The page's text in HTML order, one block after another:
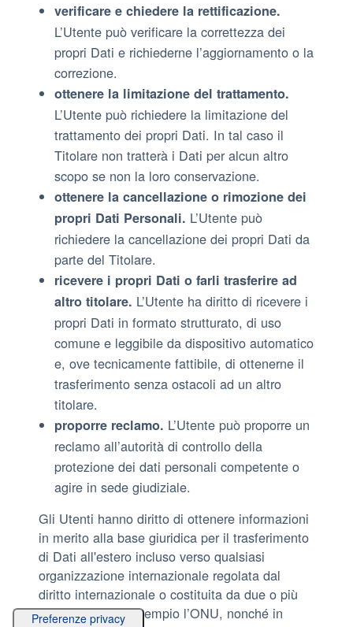
verificare e chiedere la rettificazione.
L’Utente può verificare la correttezza dei
propri Dati e richiederne l’aggiornamento o la
correzione.
ottenere la limitazione del trattamento.
L’Utente può richiedere la limitazione del
trattamento dei propri Dati. In tal caso il
Titolare non tratterà i Dati per alcun altro
scopo se non la loro conservazione.
ottenere la cancellazione o rimozione dei
propri Dati Personali. L’Utente può
richiedere la cancellazione dei propri Dati da
parte del Titolare.
ricevere i propri Dati o farli trasferire ad
altro titolare. L’Utente ha diritto di ricevere i
propri Dati in formato strutturato, di uso
comune e leggibile da dispositivo automatico
e, ove tecnicamente fattibile, di ottenerne il
trasferimento senza ostacoli ad un altro
titolare.
proporre reclamo. L’Utente può proporre un
reclamo all’autorità di controllo della
protezione dei dati personali competente o
agire in sede giudiziale.
Gli Utenti hanno diritto di ottenere informazioni
in merito alla base giuridica per il trasferimento
di Dati all'estero incluso verso qualsiasi
organizzazione internazionale regolata dal
diritto internazionale o costituita da due o più
paesi, come ad esempio l’ONU, nonché in